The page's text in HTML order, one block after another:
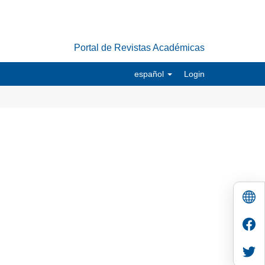
Portal de Revistas Académicas
español Login